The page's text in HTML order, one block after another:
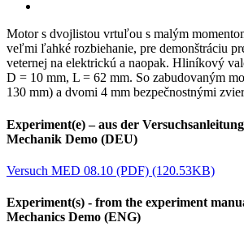
Motor s dvojlistou vrtuľou s malým
veľmi ľahké rozbiehanie, pre demonštráciu
veternej na elektrickú a naopak. Hliníkový
D = 10 mm, L = 62 mm. So zabudovaným
130 mm) a dvomi 4 mm bezpečnostnými
Experiment(e) – aus der
Mechanik Demo (DEU)
Versuch MED 08.10 (PDF) (120.53KB)
Experiment(s) - from the experiment
Mechanics Demo (ENG)